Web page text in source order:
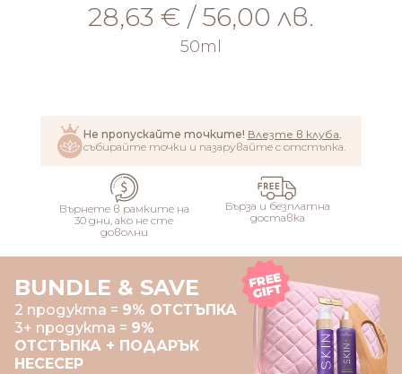
28,63 € / 56,00 лв.
50ml
Не пропускайте точките! Влезте в клуба,
събирайте точки и пазарувайте с отстъпка.
Върнете в рамките на
30 дни, ако не сте
доволни
Бърза и безплатна
доставка
BUNDLE & SAVE
2 продукта = 9% ОТСТЪПКА
3+ продукта = 9%
ОТСТЪПКА + ПОДАРЪК
НЕСЕСЕР